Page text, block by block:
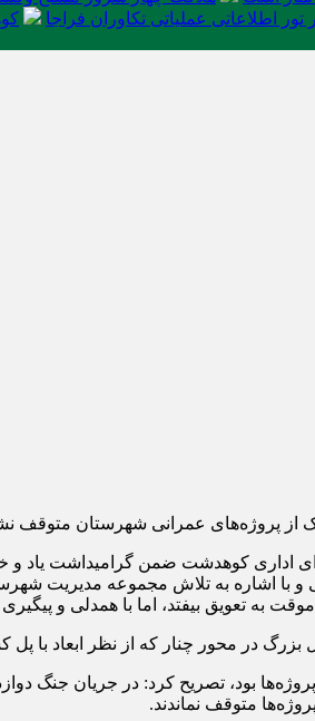
اطلاعاتی عملیاتی تکاوران فراجا
پروژه‌های عمرانی شهرستان متوقف
اداری کوهدشت ضمن گرامیداشت
اشاره به تلاش مجموعه مدیریت
تعویق بیفتد، اما با همدلی و
در محور چنار که از نظر ابعاد با پل
بود، تصریح کرد: در جریان جنگ
متوقف نماندند.